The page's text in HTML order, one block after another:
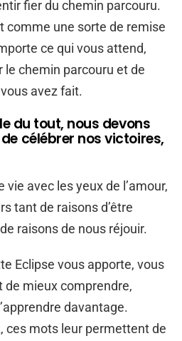
fier du chemin parcouru.
comme une sorte de remise
ce qui vous attend,
le chemin parcouru et de
avez fait.
du tout, nous devons
célébrer nos victoires,
avec les yeux de l’amour,
tant de raisons d’être
raisons de nous réjouir.
Eclipse vous apporte, vous
de mieux comprendre,
davantage.
ces mots leur permettent de